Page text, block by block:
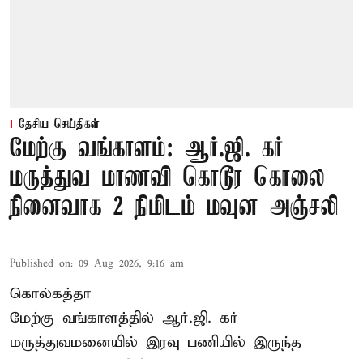
தேசிய செய்திகள்
மேற்கு வங்காளம்: ஆர்.ஜி. கர்
மருத்துவ மாணவி கொடூர கொலை
நினைவாக 2 நிமிடம் மவுன அஞ்சலி
Published on: 09 Aug 2026, 9:16 am
கொல்கத்தா
மேற்கு வங்காளத்தில் ஆர்.ஜி. கர்
மருத்துவமனையில் இரவு பணியில் இருந்த